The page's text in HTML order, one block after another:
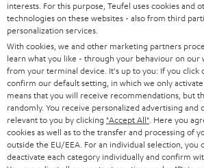
n
t
e
r
l
a
d
e
t
F
A
Q
s
f
o
r
m
a
t
i
o
A
u
d
i
o
-
Audio-Lexikon: Fachbegriffe
K
o
n
Persönliche Kaufberatung
+49 30 217 84 217
Mo – Fr 08:00 – 19:00 Uhr
Sa 09:00 – 17:30 Uhr
interests. For this purpose, Teufel uses cookies and
technologies on these websites - also from third
personalization services.
With cookies, we and other marketing partners
learn what you like - through your behaviour on our
from your terminal device. It's up to you: If you click
confirm our default setting, in which we only activate
means that you will receive recommendations, but
randomly. You receive personalized advertising and
relevant to you by clicking "Accept All" . Here you
cookies as well as to the transfer and processing of
outside the EU/EEA. For an individual selection, you
deactivate each category individually and confirm